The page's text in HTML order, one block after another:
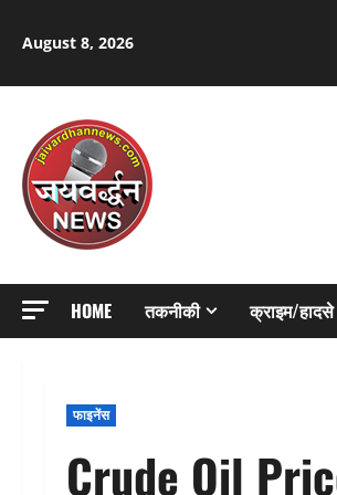
August 8, 2026
HOME तकनीकी क्राइम/हादसे
फाइनेंस
Crude Oil